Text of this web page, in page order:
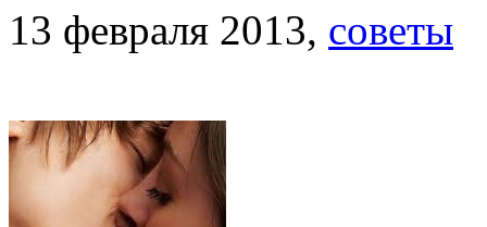
13 февраля 2013, советы